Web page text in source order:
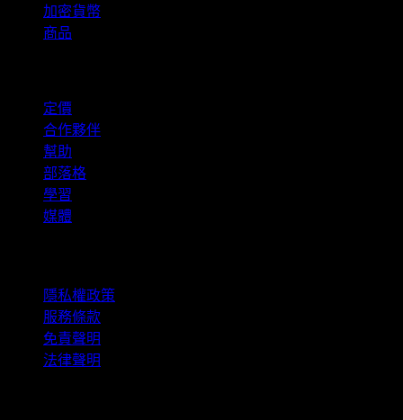
加密貨幣
商品
定價
合作夥伴
幫助
部落格
學習
媒體
隱私權政策
服務條款
免責聲明
法律聲明